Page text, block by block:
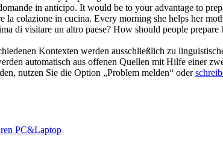
in anticipo. It would be to your advantage to
la colazione in cucina. Every morning she helps her
di visitare un altro paese? How should people prepare
Kontexten werden ausschließlich zu
automatisch aus offenen Quellen mit Hilfe einer
nutzen Sie die Option „Problem melden“ oder
PC&Laptop